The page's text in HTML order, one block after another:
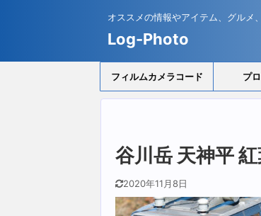
オススメの情報やアイテム、グルメ
Log-Photo
フィルムカメラコード プ
谷川岳 天神平
2020年11月8日